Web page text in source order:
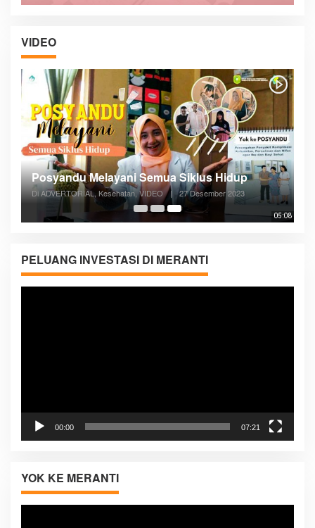
VIDEO
05:08
Posyandu Melayani Semua Siklus Hidup
Di ADVERTORIAL, Kesehatan, VIDEO | 27 Desember 2023
PELUANG INVESTASI DI MERANTI
00:00 07:21
YOK KE MERANTI
Pemutar